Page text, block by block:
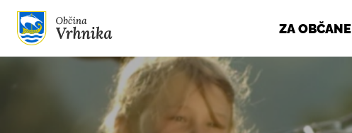
Skoči do osrednje vsebine
ZA OBČANE